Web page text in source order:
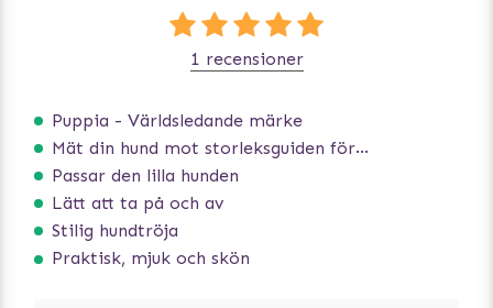
Puppia - Världsledande märke
Mät din hund mot storleksguiden för att få rätt storlek
Passar den lilla hunden
Lätt att ta på och av
Stilig hundtröja
Praktisk, mjuk och skön
1 recensioner